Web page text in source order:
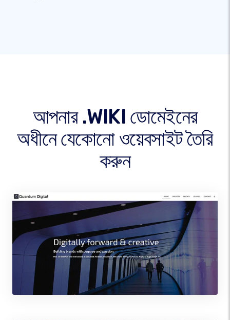
আপনার .WIKI ডোমেইনের
অধীনে যেকোনো ওয়েবসাইট তৈরি
করুন